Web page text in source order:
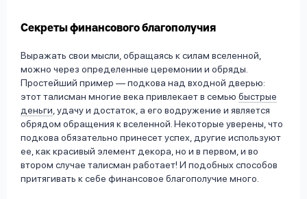
Секреты финансового благополучия
Выражать свои мысли, обращаясь к силам вселенной,
можно через определенные церемонии и обряды.
Простейший пример — подкова над входной дверью:
этот талисман многие века привлекает в семью быстрые
деньги, удачу и достаток, а его водружение и является
обрядом обращения к вселенной. Некоторые уверены, что
подкова обязательно принесет успех, другие используют
ее, как красивый элемент декора, но и в первом, и во
втором случае талисман работает! И подобных способов
притягивать к себе финансовое благополучие много.
Оформить заявку
Войти под другим номером
Ответы
на
вопросы